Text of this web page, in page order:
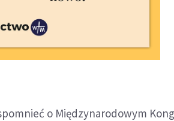
o Międzynarodowym